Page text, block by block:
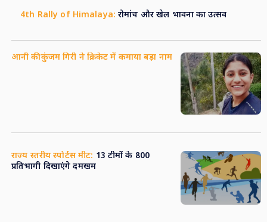
4th Rally of Himalaya: रोमांच और खेल भावना का उत्सव
आनी की कुंजम गिरी ने क्रिकेट में कमाया बड़ा नाम
राज्य स्तरीय स्पोर्टस मीट: 13 टीमों के 800
प्रतिभागी दिखाएंगे दमखम